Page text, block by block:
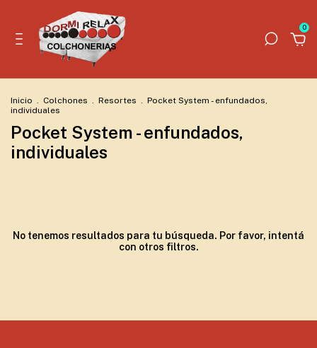
0
Inicio . Colchones . Resortes . Pocket System - enfundados,
individuales
Pocket System - enfundados,
individuales
No tenemos resultados para tu búsqueda. Por favor, intentá
con otros filtros.